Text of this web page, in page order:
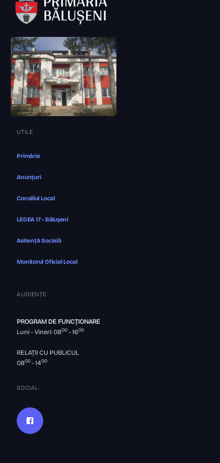
UTILE
Primărie
Anunțuri
Consiliul Local
LEGEA 17 - Bălușeni
Asitență Socială
Monitorul Oficial Local
AUDIENȚE:
PROGRAM DE FUNCȚIONARE
Luni - Vineri: 0800 - 1600
RELAȚII CU PUBLICUL
0800 - 1400
SOCIAL: